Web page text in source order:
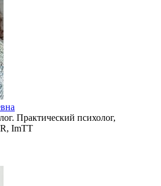
Практический психолог,
ImTT